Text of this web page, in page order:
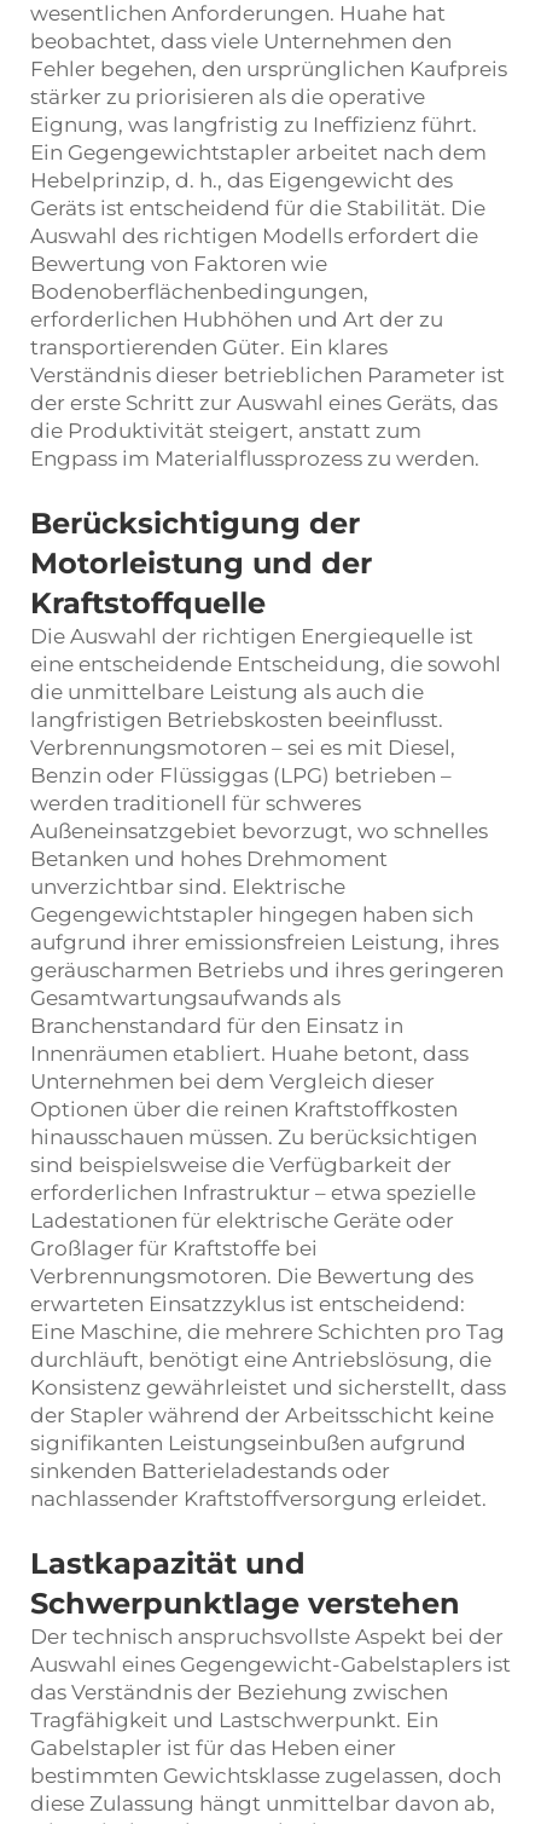
wesentlichen Anforderungen. Huahe hat
beobachtet, dass viele Unternehmen den
Fehler begehen, den ursprünglichen Kaufpreis
stärker zu priorisieren als die operative
Eignung, was langfristig zu Ineffizienz führt.
Ein Gegengewichtstapler arbeitet nach dem
Hebelprinzip, d. h., das Eigengewicht des
Geräts ist entscheidend für die Stabilität. Die
Auswahl des richtigen Modells erfordert die
Bewertung von Faktoren wie
Bodenoberflächenbedingungen,
erforderlichen Hubhöhen und Art der zu
transportierenden Güter. Ein klares
Verständnis dieser betrieblichen Parameter ist
der erste Schritt zur Auswahl eines Geräts, das
die Produktivität steigert, anstatt zum
Engpass im Materialflussprozess zu werden.
Berücksichtigung der
Motorleistung und der
Kraftstoffquelle
Die Auswahl der richtigen Energiequelle ist
eine entscheidende Entscheidung, die sowohl
die unmittelbare Leistung als auch die
langfristigen Betriebskosten beeinflusst.
Verbrennungsmotoren – sei es mit Diesel,
Benzin oder Flüssiggas (LPG) betrieben –
werden traditionell für schweres
Außeneinsatzgebiet bevorzugt, wo schnelles
Betanken und hohes Drehmoment
unverzichtbar sind. Elektrische
Gegengewichtstapler hingegen haben sich
aufgrund ihrer emissionsfreien Leistung, ihres
geräuscharmen Betriebs und ihres geringeren
Gesamtwartungsaufwands als
Branchenstandard für den Einsatz in
Innenräumen etabliert. Huahe betont, dass
Unternehmen bei dem Vergleich dieser
Optionen über die reinen Kraftstoffkosten
hinausschauen müssen. Zu berücksichtigen
sind beispielsweise die Verfügbarkeit der
erforderlichen Infrastruktur – etwa spezielle
Ladestationen für elektrische Geräte oder
Großlager für Kraftstoffe bei
Verbrennungsmotoren. Die Bewertung des
erwarteten Einsatzzyklus ist entscheidend:
Eine Maschine, die mehrere Schichten pro Tag
durchläuft, benötigt eine Antriebslösung, die
Konsistenz gewährleistet und sicherstellt, dass
der Stapler während der Arbeitsschicht keine
signifikanten Leistungseinbußen aufgrund
sinkenden Batterieladestands oder
nachlassender Kraftstoffversorgung erleidet.
Lastkapazität und
Schwerpunktlage verstehen
Der technisch anspruchsvollste Aspekt bei der
Auswahl eines Gegengewicht-Gabelstaplers ist
das Verständnis der Beziehung zwischen
Tragfähigkeit und Lastschwerpunkt. Ein
Gabelstapler ist für das Heben einer
bestimmten Gewichtsklasse zugelassen, doch
diese Zulassung hängt unmittelbar davon ab,